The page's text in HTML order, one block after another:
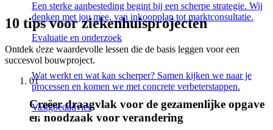
Een sterke aanbesteding begint bij een scherpe strategie. Wij
denken met jou mee, van inkoopplan tot marktconsultatie.
Evaluatie en onderzoek
Wat werkt en wat kan scherper? Samen kijken we naar je
processen en komen we met concrete verbeterstappen.
Vastgoedadvies
10 tips voor ziekenhuisprojecten
Ontdek deze waardevolle lessen die de basis leggen voor een
succesvol bouwproject.
01
Creëer draagvlak voor de gezamenlijke opgave
en noodzaak voor verandering